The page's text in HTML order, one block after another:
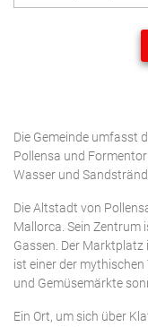
Die Gemeinde umfasst
Pollensa und
Wasser und
Die Altstadt von
Mallorca. Sein Zentrum
Gassen. Der
ist einer der
und Gemüsemärkte
Ein Ort, um sich über